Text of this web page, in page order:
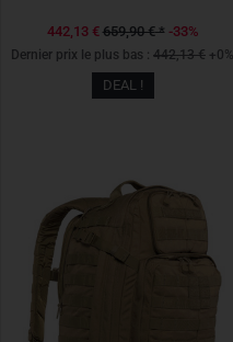
442,13 € 659,90 €* -33%
Dernier prix le plus bas : 442,13 € +0%
DEAL !